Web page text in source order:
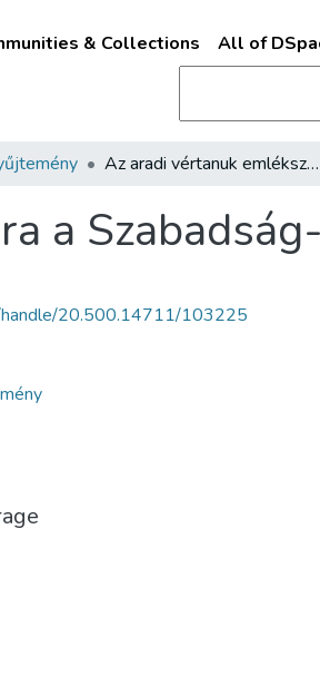
& Collections All of
Az aradi vértanuk emlékszobra a Szabadság-téren
a
handle/20.500.14711/103225